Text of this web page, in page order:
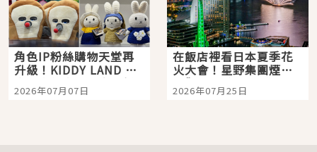
角色IP粉絲購物天堂再
升級！KIDDY LAND 原
宿店吉伊卡哇迎客，新
開幕 OMOKADO 店3分
2026年07月07日
在飯店裡看日本夏季花
火大會！星野集團煙火
景觀飯店6選，讓你不用
人擠人悠閒欣賞
2026年07月25日